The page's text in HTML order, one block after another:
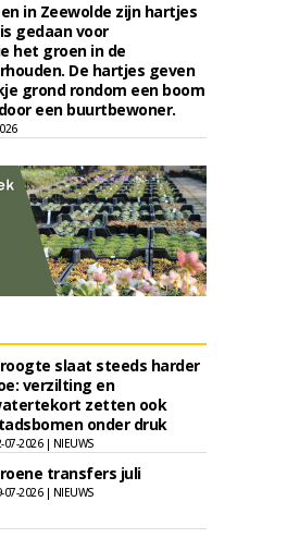
in Zeewolde zijn hartjes
gedaan voor
het groen in de
De hartjes geven
grond rondom een boom
een buurtbewoner.
slaat steeds harder
verzilting en
zetten ook
onder druk
07-2026 | NIEUWS
transfers juli
07-2026 | NIEUWS